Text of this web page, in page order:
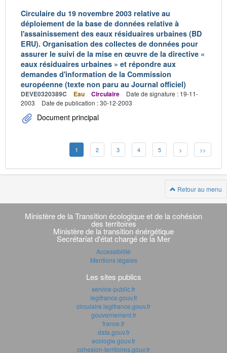
Circulaire du 19 novembre 2003 relative au
déploiement de la base de données relative à
l'assainissement des eaux résiduaires urbaines (BD
ERU). Organisation des collectes de données pour
assurer le suivi de la mise en œuvre de la directive «
eaux résiduaires urbaines » et répondre aux
demandes d'information de la Commission
européenne (texte non paru au Journal officiel)
DEVE0320389C Eau Circulaire
Date de signature : 19-11-
2003
Date de publication : 30-12-2003
Document principal
1 2 3 4 5 > >>
Retour au menu
Navigation
transverse
Ministère de la Transition écologique et de la cohésion
des territoires
Ministère de la transition énérgétique
Secrétariat d'état chargé de la Mer
Accessibilité
Mentions légales
Les sites publics
service-public.fr
legifrance.gouv.fr
circulaire.legifrance.gouv.fr
gouvernement.fr
france.fr
data.gouv.fr
ecologie.gouv.fr
cohesion-territoires.gouv.fr